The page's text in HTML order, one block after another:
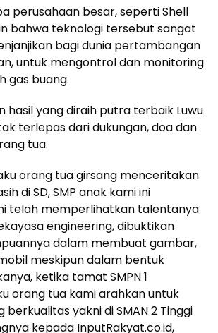
perusahaan besar, seperti Shell
bahwa teknologi tersebut sangat
bagi dunia pertambangan
untuk mengontrol dan monitoring
gas buang.
hasil yang diraih putra terbaik Luwu
terlepas dari dukungan, doa dan
tua.
orang tua girsang menceritakan
di SD, SMP anak kami ini
telah memperlihatkan talentanya
engineering, dibuktikan
dalam membuat gambar,
meskipun dalam bentuk
ketika tamat SMPN 1
orang tua kami arahkan untuk
berkualitas yakni di SMAN 2 Tinggi
kepada InputRakyat.co.id,